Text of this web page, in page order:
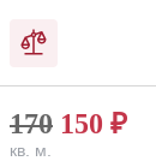
170 150 ₽
кв. м.